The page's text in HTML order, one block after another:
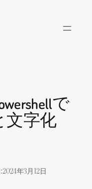
で
文字化
2024年3月12日